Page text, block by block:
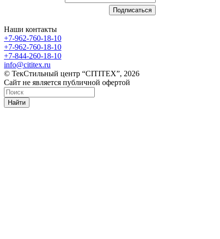
Наши контакты
+7-962-760-18-10
+7-962-760-18-10
+7-844-260-18-10
info@cititex.ru
© ТекСтильный центр “CITITEX”, 2026
Сайт не является публичной офертой
Найти